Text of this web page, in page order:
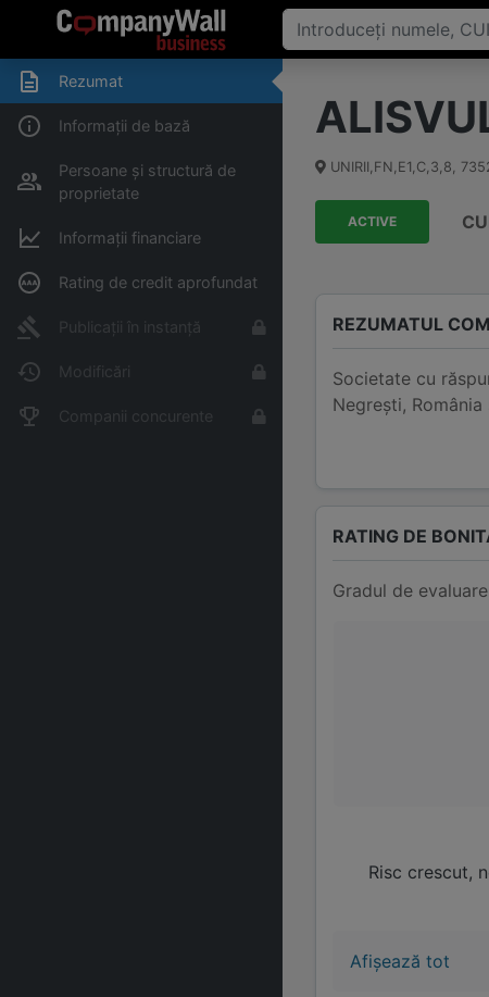
Rezumat
Informații de bază
Persoane și structură de
proprietate
Informații financiare
Rating de credit aprofundat
Publicații în instanță
Modificări
Companii concurente
UNIRII,FN,E1,C,3,8,
ACTIVE
REZUMATUL
Societate cu
Negreşti,
RATING DE
Gradul de
Risc crescut,
Afișează tot